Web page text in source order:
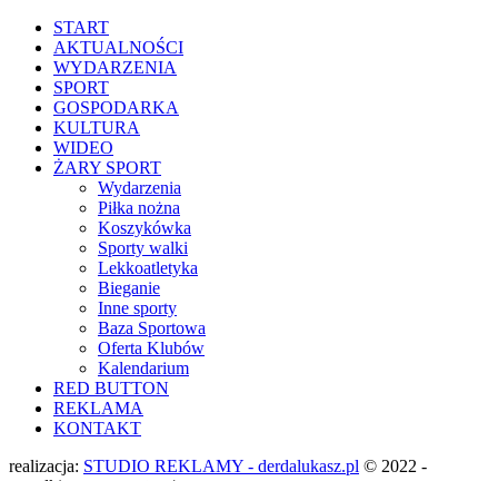
START
AKTUALNOŚCI
WYDARZENIA
SPORT
GOSPODARKA
KULTURA
WIDEO
ŻARY SPORT
Wydarzenia
Piłka nożna
Koszykówka
Sporty walki
Lekkoatletyka
Bieganie
Inne sporty
Baza Sportowa
Oferta Klubów
Kalendarium
RED BUTTON
REKLAMA
KONTAKT
realizacja: STUDIO REKLAMY - derdalukasz.pl © 2022 -